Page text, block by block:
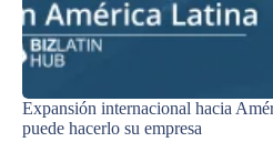
Expansión internacional hacia
puede hacerlo su empresa